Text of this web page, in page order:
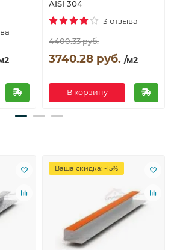
AISI 304
3 отзыва
4400.33 руб.
3740.28 руб. /м2
В корзину
Ваша скидка: -15%